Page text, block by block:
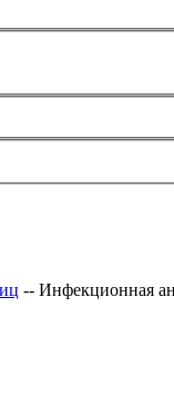
-- Инфекционная